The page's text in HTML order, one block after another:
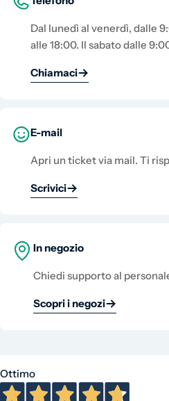
Dal lunedì al venerdì, dalle
alle 18:00. Il sabato dalle
Chiamaci
E-mail
Apri un ticket via mail. Ti
Scrivici
In negozio
Chiedi supporto al
Scopri i negozi
Ottimo